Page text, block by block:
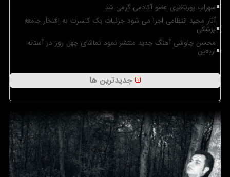
سهراب پورناظری عضو آکادمی گرمی شد
آثار مجید انتظامی اجرا می شود جزئیات یک کنسرت به افتخار جامعه
پزشکی
محسن چاوشی آهنگ جدید منتشر نمود تماشای چهل روز در آستانه
اربعین
جدیدترین ها